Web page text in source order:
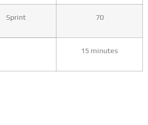
Sprint 70
15 minutes